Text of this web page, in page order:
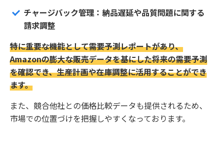
チャージバック管理：納品遅延や品質問題に関する
請求調整
特に重要な機能として需要予測レポートがあり、
Amazonの膨大な販売データを基にした将来の需要予測
を確認でき、生産計画や在庫調整に活用することができ
ます。
また、競合他社との価格比較データも提供されるため、
市場での位置づけを把握しやすくなっております。